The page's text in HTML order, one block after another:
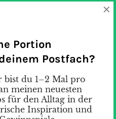
Portion
Postfach?
bist du 1–2 Mal pro
meinen neuesten
für den Alltag in der
Inspiration und
×